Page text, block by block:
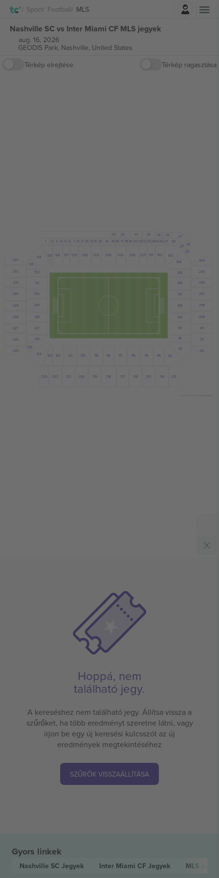
Sport Football MLS
Nashville SC vs Inter Miami CF MLS jegyek
aug. 16, 2026
GEODIS Park, Nashville, United States
Térkép elrejtése
Térkép ragasztása
101 102
103
104
105
111
112
113
114
115
116
117
118
119
120
121
122
123
124
125
126
127
128
129
130
131
132
133
134 135 136
137
204
205
206
207
208
209
210
211
212
213
214
215
216
217
218
219
220
221
222
223
225
226
227
228
229
230
231
232
233
106
107
108
109
110
C01 C02 C03 C04 C05 C06 C07
31 32 33 34 35
1 12
2 3 4 5 6 7 8 9 10 11 13 14 15 16 17 18 19 20 21 22 23 242526 27
36 37
38
28
29
30
Hoppá, nem
található jegy.
A kereséshez nem található jegy. Állítsa vissza a
szűrőket, ha több eredményt szeretne látni, vagy
írjon be egy új keresési kulcsszót az új
eredmények megtekintéséhez
SZŰRŐK VISSZAÁLLÍTÁSA
Gyors linkek
Nashville SC Jegyek Inter Miami CF Jegyek MLS